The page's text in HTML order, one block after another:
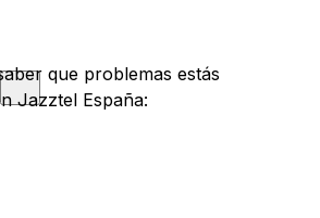
que problemas estás
Jazztel España: